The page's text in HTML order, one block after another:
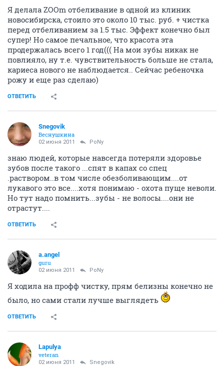
Я делала ZOOm отбеливание в одной из клиник
новосибирска, стоило это около 10 тыс. руб. + чистка
перед отбеливанием за 1.5 тыс. Эффект конечно был
супер! Но самое печальное, что красота эта
продержалась всего 1 год((( На мои зубы никак не
повлияло, ну т.е. чувствительность больше не стала,
кариеса нового не наблюдается.. Сейчас ребеночка
рожу и еще раз сделаю)
ОТВЕТИТЬ
Snegovik
Веснушкина
02 июня 2011 PoNy
знаю людей, которые навсегда потеряли здоровье
зубов после такого ...спят в капах со спец
.раствором..в том числе обезболивающим....от
лукавого это все....хотя понимаю - охота пуще неволи.
Но тут надо помнить...зубы - не волосы....они не
отрастут....
ОТВЕТИТЬ
a.angel
guru
02 июня 2011 PoNy
Я ходила на профф чистку, прям белизны конечно не
было, но сами стали лучше выглядеть
ОТВЕТИТЬ
Lapulya
veteran
02 июня 2011 Snegovik